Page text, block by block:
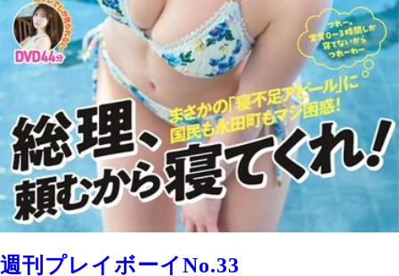
週刊プレイボーイNo.33